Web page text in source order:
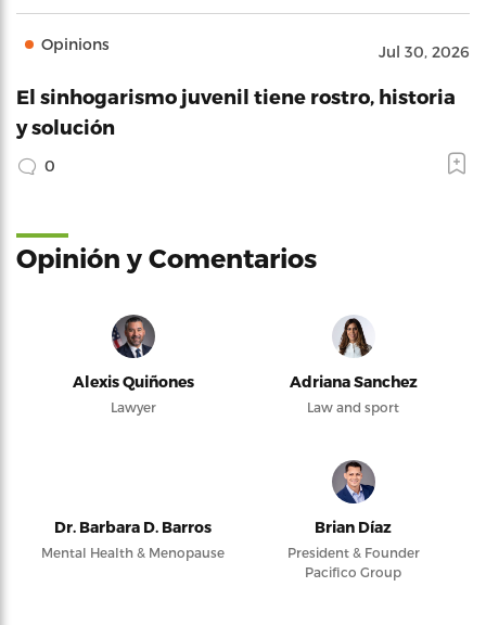
Opinions Jul 30, 2026
El sinhogarismo juvenil tiene rostro, historia
y solución
0
Opinión y Comentarios
Alexis Quiñones
Lawyer
Adriana Sanchez
Law and sport
Dr. Barbara D. Barros
Mental Health & Menopause
Brian Díaz
President & Founder
Pacifico Group